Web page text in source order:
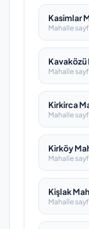
Kasimlar
Mahalle
Kavaközü
Mahalle
Kirkirca
Mahalle
Kirköy
Mahalle
Kişlak
Mahalle